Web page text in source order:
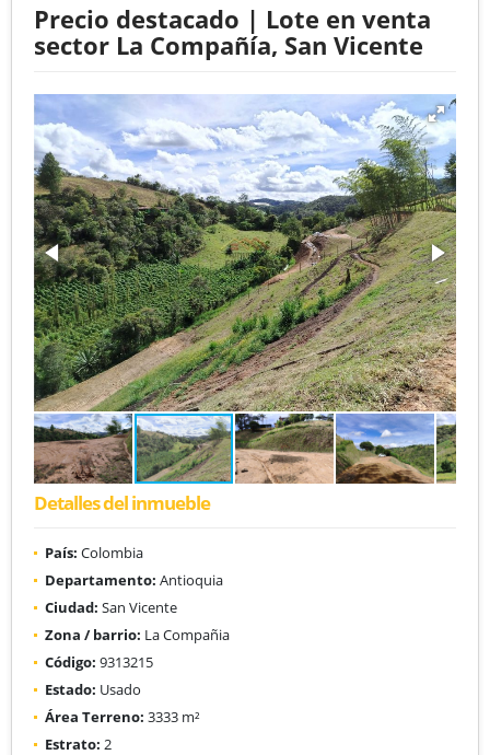
Precio destacado | Lote en venta
sector La Compañía, San Vicente
Detalles del inmueble
País: Colombia
Departamento: Antioquia
Ciudad: San Vicente
Zona / barrio: La Compañia
Código: 9313215
Estado: Usado
Área Terreno: 3333 m²
Estrato: 2